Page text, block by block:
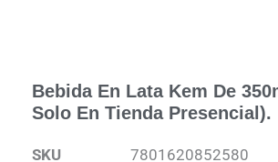
Bebida En Lata Kem De
Solo En Tienda Presencial).
SKU
7801620852580